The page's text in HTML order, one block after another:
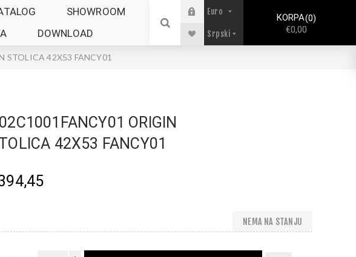
SHOWROOM
DOWNLOAD
KORPA 0
€0,00
STOLICA 42X53 FANCY01
ORIGIN
42X53 FANCY01
NEMA NA STANJU